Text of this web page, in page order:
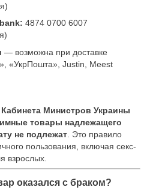
4874 0700 6007
— возможна при доставке
«УкрПошта», Justin, Meest
Министров Украины
товары надлежащего
не подлежат . Это правило
пользования, включая секс-
взрослых.
оказался с браком?